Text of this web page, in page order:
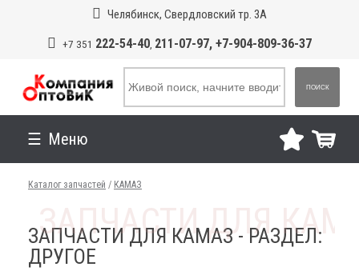
Челябинск, Свердловский тр. 3А
+7 351 222-54-40, 211-07-97, +7-904-809-36-37
ПОИСК
Меню
Каталог запчастей / КАМАЗ
ЗАПЧАСТИ ДЛЯ КАМАЗ - РАЗДЕЛ:
ДРУГОЕ